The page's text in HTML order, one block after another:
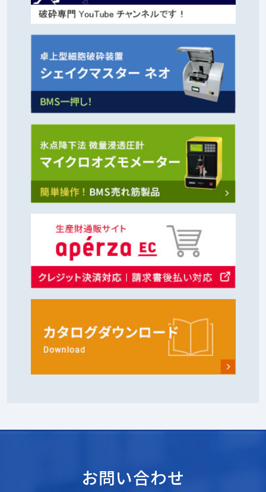
お問い合わせ